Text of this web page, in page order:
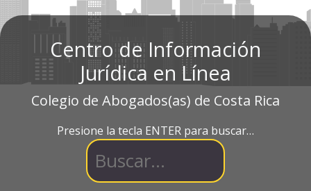
Centro de Información
Jurídica en Línea
Colegio de Abogados(as) de Costa Rica
Presione la tecla ENTER para buscar…